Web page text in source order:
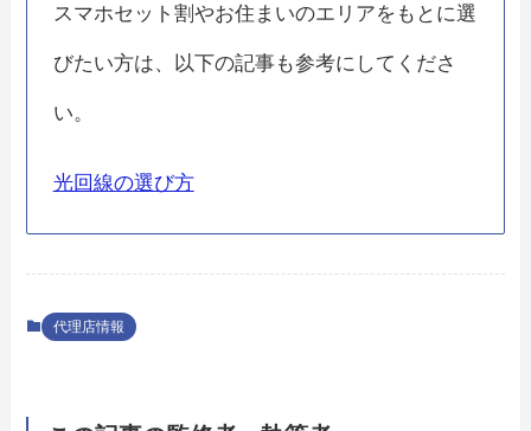
スマホセット割やお住まいのエリアをもとに選
びたい方は、以下の記事も参考にしてくださ
い。
光回線の選び方
代理店情報